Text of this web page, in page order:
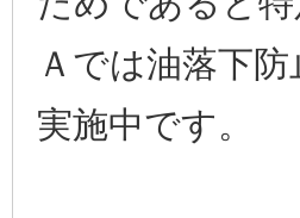
Ａでは油落下
実施中です。